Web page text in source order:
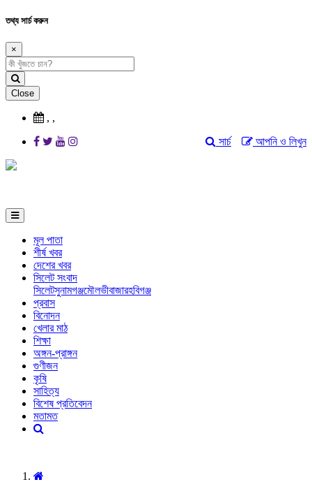
তথ্য সার্চ করুন
×
Close
, ,
আপনি ও লিখুন
সার্চ
মূল পাতা
শীর্ষ খবর
দেশের খবর
সিলেট সংবাদ
সিলেটসুনামগঞ্জমৌলভীবাজারহবিগঞ্জ
প্রবাস
বিনোদন
খেলার মাঠ
শিক্ষা
অঙ্গন-প্রাঙ্গন
গুণীজন
কৃষি
সাহিত্য
বিশেষ প্রতিবেদন
মতামত